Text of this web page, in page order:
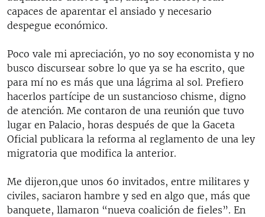
capaces de aparentar el ansiado y necesario
despegue económico.
Poco vale mi apreciación, yo no soy economista y no
busco discursear sobre lo que ya se ha escrito, que
para mí no es más que una lágrima al sol. Prefiero
hacerlos partícipe de un sustancioso chisme, digno
de atención. Me contaron de una reunión que tuvo
lugar en Palacio, horas después de que la Gaceta
Oficial publicara la reforma al reglamento de una ley
migratoria que modifica la anterior.
Me dijeron,que unos 60 invitados, entre militares y
civiles, saciaron hambre y sed en algo que, más que
banquete, llamaron “nueva coalición de fieles”. En